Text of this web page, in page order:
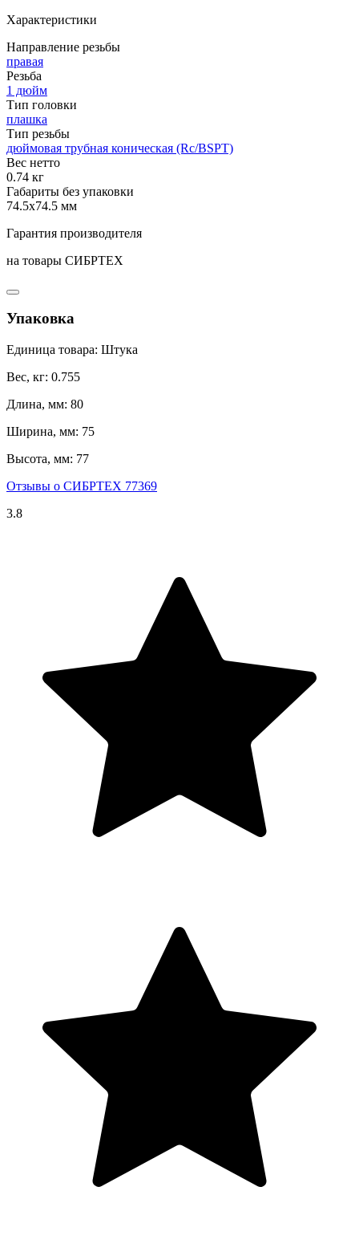
Характеристики
Направление резьбы
правая
Резьба
1 дюйм
Тип головки
плашка
Тип резьбы
дюймовая трубная коническая (Rc/BSPT)
Вес нетто
0.74 кг
Габариты без упаковки
74.5х74.5 мм
Гарантия производителя
на товары СИБРТЕХ
Упаковка
Единица товара: Штука
Вес, кг: 0.755
Длина, мм: 80
Ширина, мм: 75
Высота, мм: 77
Отзывы о СИБРТЕХ 77369
3.8